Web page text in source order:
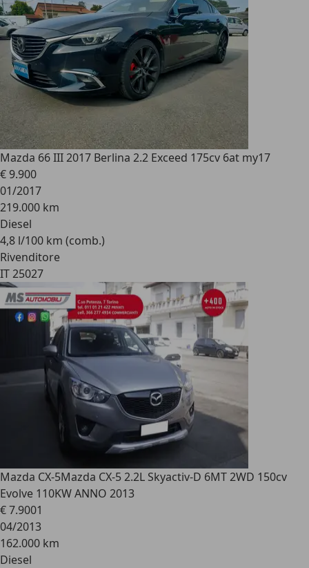
Mazda 66 III 2017 Berlina 2.2 Exceed 175cv 6at my17
€ 9.900
01/2017
219.000 km
Diesel
4,8 l/100 km (comb.)
Rivenditore
IT 25027
Mazda CX-5Mazda CX-5 2.2L Skyactiv-D 6MT 2WD 150cv
Evolve 110KW ANNO 2013
€ 7.9001
04/2013
162.000 km
Diesel